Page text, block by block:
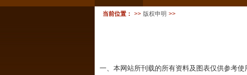
当前位置： >> 版权申明 >>
一、本网站所刊载的所有资料及图表仅供参考